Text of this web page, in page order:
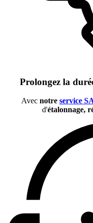
Prolongez la
Avec notre service
d'étalonnage,